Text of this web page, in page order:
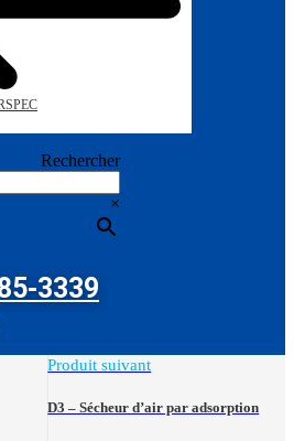
Rechercher
×
3339
Produit suivant
D3 – Sécheur d’air par adsorption